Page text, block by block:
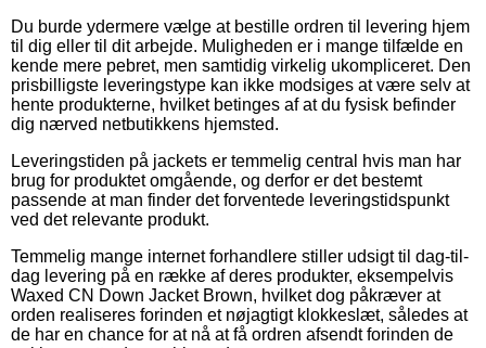
Du burde ydermere vælge at bestille ordren til levering hjem
til dig eller til dit arbejde. Muligheden er i mange tilfælde en
kende mere pebret, men samtidig virkelig ukompliceret. Den
prisbilligste leveringstype kan ikke modsiges at være selv at
hente produkterne, hvilket betinges af at du fysisk befinder
dig nærved netbutikkens hjemsted.
Leveringstiden på jackets er temmelig central hvis man har
brug for produktet omgående, og derfor er det bestemt
passende at man finder det forventede leveringstidspunkt
ved det relevante produkt.
Temmelig mange internet forhandlere stiller udsigt til dag-til-
dag levering på en række af deres produkter, eksempelvis
Waxed CN Down Jacket Brown, hvilket dog påkræver at
orden realiseres forinden et nøjagtigt klokkeslæt, således at
de har en chance for at nå at få ordren afsendt forinden de